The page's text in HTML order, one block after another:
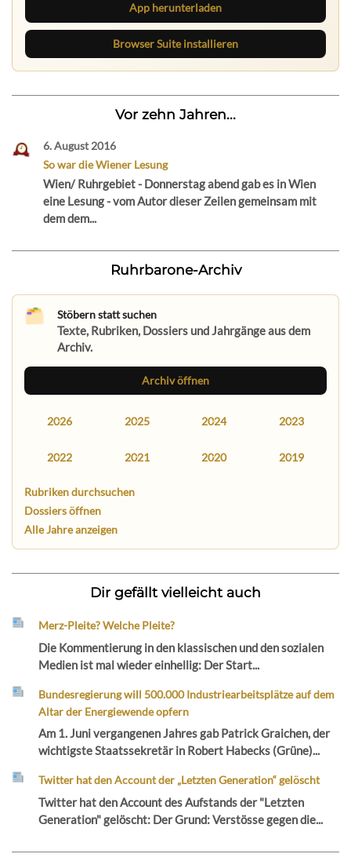
App herunterladen
Browser Suite installieren
Vor zehn Jahren...
6. August 2016
So war die Wiener Lesung
Wien/ Ruhrgebiet - Donnerstag abend gab es in Wien
eine Lesung - vom Autor dieser Zeilen gemeinsam mit
dem dem...
Ruhrbarone-Archiv
Stöbern statt suchen
Texte, Rubriken, Dossiers und Jahrgänge aus dem
Archiv.
Archiv öffnen
2026 2025 2024 2023
2022 2021 2020 2019
Rubriken durchsuchen
Dossiers öffnen
Alle Jahre anzeigen
Dir gefällt vielleicht auch
Merz-Pleite? Welche Pleite?
Die Kommentierung in den klassischen und den sozialen
Medien ist mal wieder einhellig: Der Start...
Bundesregierung will 500.000 Industriearbeitsplätze auf dem
Altar der Energiewende opfern
Am 1. Juni vergangenen Jahres gab Patrick Graichen, der
wichtigste Staatssekretär in Robert Habecks (Grüne)...
Twitter hat den Account der „Letzten Generation“ gelöscht
Twitter hat den Account des Aufstands der "Letzten
Generation" gelöscht: Der Grund: Verstösse gegen die...